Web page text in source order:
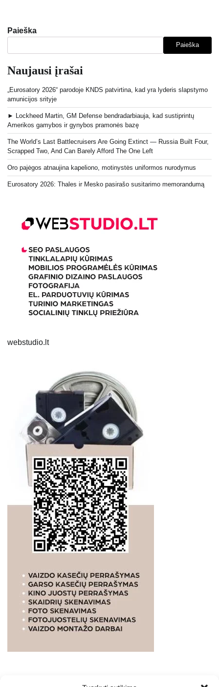
Paieška
Paieška
Naujausi įrašai
„Eurosatory 2026“ parodoje KNDS patvirtina, kad yra lyderis slapstymo
amunicijos srityje
► Lockheed Martin, GM Defense bendradarbiauja, kad sustiprintų
Amerikos gamybos ir gynybos pramonės bazę
The World’s Last Battlecruisers Are Going Extinct — Russia Built Four,
Scrapped Two, And Can Barely Afford The One Left
Oro pajėgos atnaujina kapeliono, motinystės uniformos nurodymus
Eurosatory 2026: Thales ir Mesko pasirašo susitarimo memorandumą
webstudio.lt